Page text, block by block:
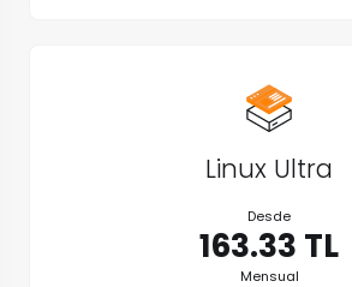
Linux Ultra
Desde
163.33 TL
Mensual